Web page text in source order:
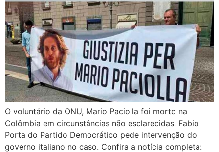
O voluntário da ONU, Mario Paciolla foi morto na
Colômbia em circunstâncias não esclarecidas. Fabio
Porta do Partido Democrático pede intervenção do
governo italiano no caso. Confira a notícia completa: